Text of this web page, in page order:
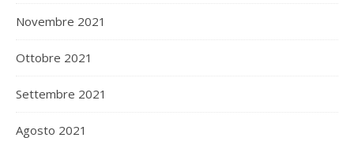
Novembre 2021
Ottobre 2021
Settembre 2021
Agosto 2021